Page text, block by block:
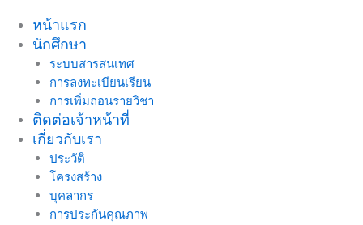
หน้าแรก
นักศึกษา
ระบบสารสนเทศ
การลงทะเบียนเรียน
การเพิ่มถอนรายวิชา
ติดต่อเจ้าหน้าที่
เกี่ยวกับเรา
ประวัติ
โครงสร้าง
บุคลากร
การประกันคุณภาพ